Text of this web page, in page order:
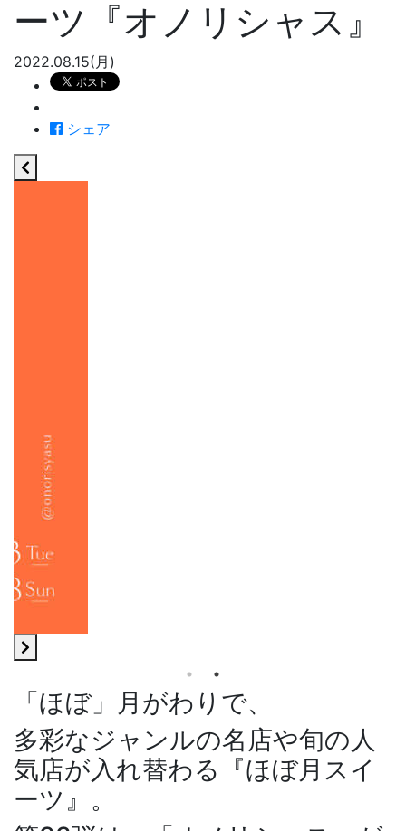
ーツ『オノリシャス』
2022.08.15(月)
シェア
「ほぼ」月がわりで、
多彩なジャンルの名店や旬の人
気店が入れ替わる『ほぼ月スイ
ーツ』。